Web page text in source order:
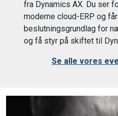
fra Dynamics AX. Du ser
moderne cloud-ERP og
beslutningsgrundlag for
og få styr på skiftet til
Se alle vores